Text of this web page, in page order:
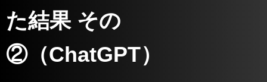
た結果 その
②（ChatGPT）